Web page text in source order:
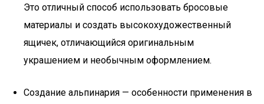
Это отличный способ использовать бросовые
материалы и создать высокохудожественный
ящичек, отличающийся оригинальным
украшением и необычным оформлением.
Создание альпинария — особенности применения в